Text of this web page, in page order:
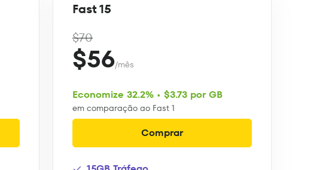
Fast 15
$70
$56/mês
Economize 32.2% • $3.73 por GB
em comparação ao Fast 1
Comprar